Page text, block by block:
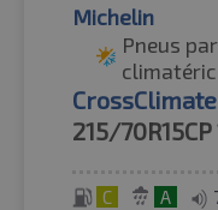
Michelin
Pneus
215/70R15CP
C A